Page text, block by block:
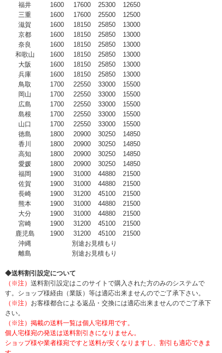
福井
1600 17600 25300
12650
三重
1600 17600 25500
12500
滋賀
1600 18150 25850
13000
京都
1600 18150 25850
13000
奈良
1600 18150 25850
13000
和歌山
1600 18150 25850
13000
大阪
1600 18150 25850
13000
兵庫
1600 18150 25850
13000
鳥取
1700 22550 33000
15500
岡山
1700 22550 33000
15500
広島
1700 22550 33000
15500
島根
1700 22550 33000
15500
山口
1700 22550 33000
15500
徳島
1800 20900 30250
14850
香川
1800 20900 30250
14850
高知
1800 20900 30250
14850
愛媛
1800 20900 30250
14850
福岡
1900 31000 44880
21500
佐賀
1900 31000 44880
21500
長崎
1900 31200 45100
21500
熊本
1900 31000 44880
21500
大分
1900 31000 44880
21500
宮崎
1900 31200 45100
21500
鹿児島
1900 31200 45100
21500
沖縄
別途お見積もり
離島
別途お見積もり
◆送料割引設定について
（※注） 送料割引設定はこのサイトで購入された方のみのシステムで
す。ショップ様経由（業販）等は適応出来ませんのでご了承下さい。
（※注） お客様都合による返品・交換には適応出来ませんのでご了承下
さい。
（※注）掲載の送料一覧は個人宅様用です。
個人宅様宛の発送は送料割引きになりません。
ショップ様や業者様宛ですと送料が安くなりますし、割引も適応できま